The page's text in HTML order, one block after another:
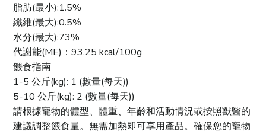
脂肪(最小):1.5%
纖維(最大):0.5%
水分(最大):73%
代謝能(ME)：93.25 kcal/100g
餵食指南
1-5 公斤(kg): 1 (數量(每天))
5-10 公斤(kg): 2 (數量(每天))
請根據寵物的體型、體重、年齡和活動情況或按照獸醫的
建議調整餵食量。無需加熱即可享用產品。確保您的寵物